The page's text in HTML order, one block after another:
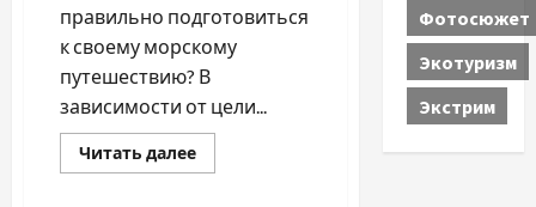
правильно подготовиться
к своему морскому
путешествию? В
зависимости от цели...
Читать далееПрочитать
больше
Фотосюжет
Экотуризм
Экстрим